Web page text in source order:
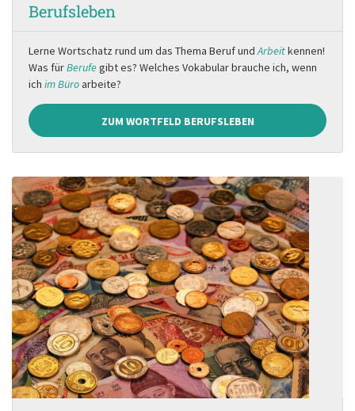
Berufsleben
Lerne Wortschatz rund um das Thema Beruf undArbeitkennen!
Was fürBerufegibt es? Welches Vokabular brauche ich, wenn
ich im Büro arbeite?
ZUM WORTFELD BERUFSLEBEN